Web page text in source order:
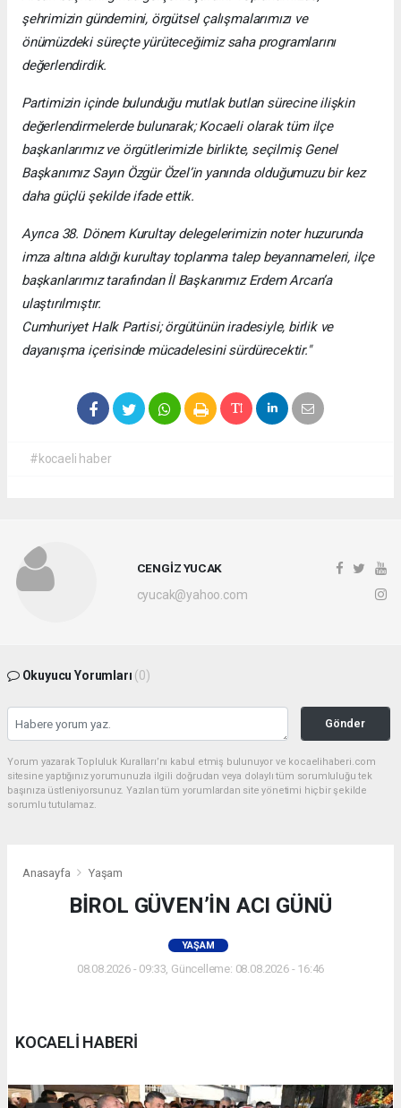
şehrimizin gündemini, örgütsel çalışmalarımızı ve
önümüzdeki süreçte yürüteceğimiz saha programlarını
değerlendirdik.
Partimizin içinde bulunduğu mutlak butlan sürecine ilişkin
değerlendirmelerde bulunarak; Kocaeli olarak tüm ilçe
başkanlarımız ve örgütlerimizle birlikte, seçilmiş Genel
Başkanımız Sayın Özgür Özel’in yanında olduğumuzu bir kez
daha güçlü şekilde ifade ettik.
Ayrıca 38. Dönem Kurultay delegelerimizin noter huzurunda
imza altına aldığı kurultay toplanma talep beyannameleri, ilçe
başkanlarımız tarafından İl Başkanımız Erdem Arcan’a
ulaştırılmıştır.
Cumhuriyet Halk Partisi; örgütünün iradesiyle, birlik ve
dayanışma içerisinde mücadelesini sürdürecektir."
#kocaeli haber
CENGİZ YUCAK
cyucak@yahoo.com
Okuyucu Yorumları (0)
Gönder
Yorum yazarak Topluluk Kuralları’nı kabul etmiş bulunuyor ve kocaelihaberi.com
sitesine yaptığınız yorumunuzla ilgili doğrudan veya dolaylı tüm sorumluluğu tek
başınıza üstleniyorsunuz. Yazılan tüm yorumlardan site yönetimi hiçbir şekilde
sorumlu tutulamaz.
Anasayfa Yaşam
BİROL GÜVEN’İN ACI GÜNÜ
YAŞAM
08.08.2026 - 09:33, Güncelleme: 08.08.2026 - 16:46
KOCAELİ HABERİ